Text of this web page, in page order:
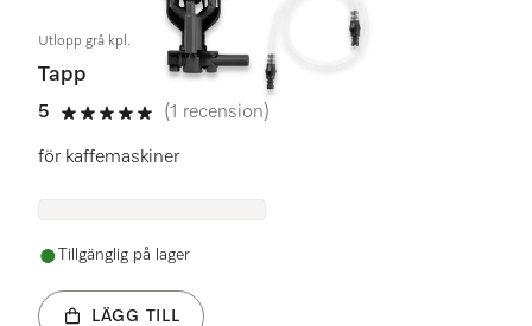
Utlopp grå kpl.
Tapp
5
5 stars out of 5
(1 recension)
för kaffemaskiner
Tillgänglig på lager
LÄGG TILL